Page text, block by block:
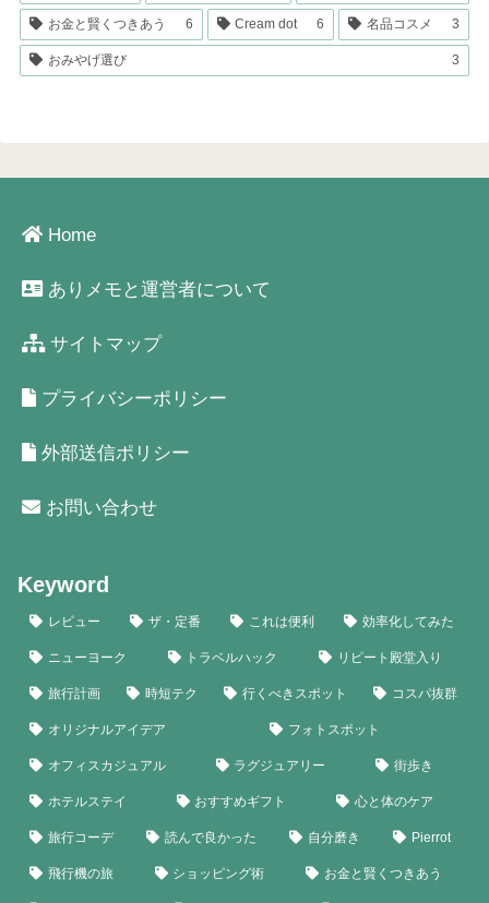
お金と賢くつきあう 6 Cream dot 6 名品コスメ 3
おみやげ選び 3
Home
ありメモと運営者について
サイトマップ
プライバシーポリシー
外部送信ポリシー
お問い合わせ
Keyword
レビュー ザ・定番 これは便利 効率化してみた
ニューヨーク トラベルハック リピート殿堂入り
旅行計画 時短テク 行くべきスポット コスパ抜群
オリジナルアイデア フォトスポット
オフィスカジュアル ラグジュアリー 街歩き
ホテルステイ おすすめギフト 心と体のケア
旅行コーデ 読んで良かった 自分磨き Pierrot
飛行機の旅 ショッピング術 お金と賢くつきあう